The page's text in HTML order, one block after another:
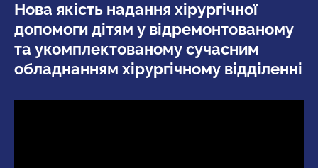
Нова якість надання хірургічної
допомоги дітям у відремонтованому
та укомплектованому сучасним
обладнанням хірургічному відділенні